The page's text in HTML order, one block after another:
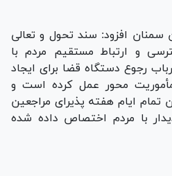
افزود: سند تحول و تعالی
و ارتباط مستقیم مردم با
رجوع دستگاه قضا برای ایجاد
محور عمل کرده است و
ایام هفته پذیرای مراجعین
با مردم اختصاص داده شده